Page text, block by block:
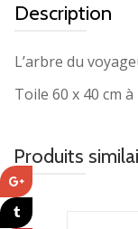
Description
L’arbre du
Toile 60 x 40 cm à
Produits